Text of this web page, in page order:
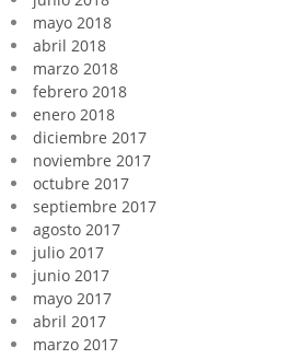
mayo 2018
abril 2018
marzo 2018
febrero 2018
enero 2018
diciembre 2017
noviembre 2017
octubre 2017
septiembre 2017
agosto 2017
julio 2017
junio 2017
mayo 2017
abril 2017
marzo 2017